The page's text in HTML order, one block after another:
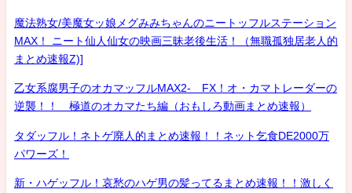
魔法熟女/美魔女ッ娘メグみみちゃんのニートッフルステーション
MAX！ ニート仙人仙女の映画三昧老後生活！（無職孤独居老人的
まとめ速報Z)]
乙女系腐男子のオカマッフルMAX2- FX！オ・カマトレーダーの
逆襲！！ 極道のオカマたち編（おもしろ動画まとめ速報）
タダッフル！ネトゲ廃人的まとめ速報！！ネット乞食DE2000万
パワーズ！
新・ハゲッフル！哀愁のハゲ男の髪ってるまとめ速報！！激しく